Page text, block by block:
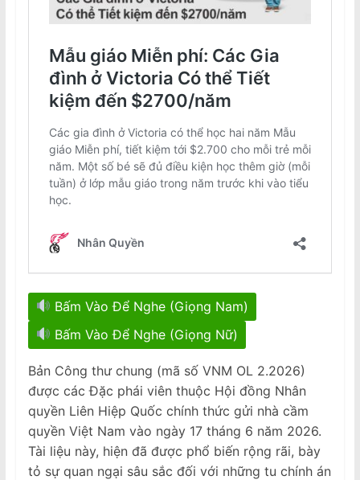
Bấm Vào Để Nghe (Giọng Nam)
Bấm Vào Để Nghe (Giọng Nữ)
Bản Công thư chung (mã số VNM OL 2.2026)
được các Đặc phái viên thuộc Hội đồng Nhân
quyền Liên Hiệp Quốc chính thức gửi nhà cầm
quyền Việt Nam vào ngày 17 tháng 6 năm 2026.
Tài liệu này, hiện đã được phổ biến rộng rãi, bày
tỏ sự quan ngại sâu sắc đối với những tu chính án